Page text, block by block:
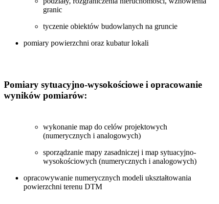
granic
tyczenie obiektów budowlanych na gruncie
pomiary powierzchni oraz kubatur lokali
Pomiary sytuacyjno-wysokościowe i opracowanie
wyników pomiarów:
wykonanie map do celów projektowych
(numerycznych i analogowych)
sporządzanie mapy zasadniczej i map sytuacyjno-
wysokościowych (numerycznych i analogowych)
opracowywanie numerycznych modeli ukształtowania
powierzchni terenu DTM